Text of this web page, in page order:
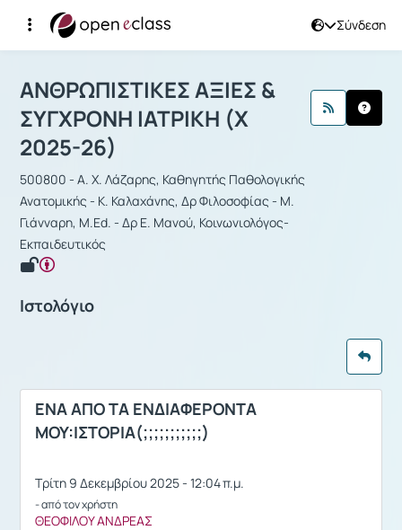
Σύνδεση
Μάθημα : ΑΝΘΡΩΠΙΣΤΙΚΕΣ ΑΞΙΕΣ &
ΑΝΘΡΩΠΙΣΤΙΚΕΣ ΑΞΙΕΣ &
ΣΥΓΧΡΟΝΗ ΙΑΤΡΙΚΗ (Χ
2025-26)
500800 - Α. Χ. Λάζαρης, Καθηγητής Παθολογικής
Ανατομικής - Κ. Καλαχάνης, Δρ Φιλοσοφίας - Μ.
Γιάνναρη, M.Ed. - Δρ Ε. Μανού, Κοινωνιολόγος-
Εκπαιδευτικός
Ιστολόγιο
ΕΝΑ ΑΠΟ ΤΑ ΕΝΔΙΑΦΕΡΟΝΤΑ
ΜΟΥ:ΙΣΤΟΡΙΑ(;;;;;;;;;;;)
Τρίτη 9 Δεκεμβρίου 2025 - 12:04 π.μ.
- από τον χρήστη
ΘΕΟΦΙΛΟΥ ΑΝΔΡΕΑΣ